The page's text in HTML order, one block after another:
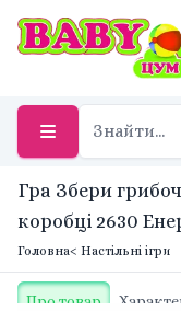
Гра Збери
коробці 2630
Головна< Настільні ігри
Про товар